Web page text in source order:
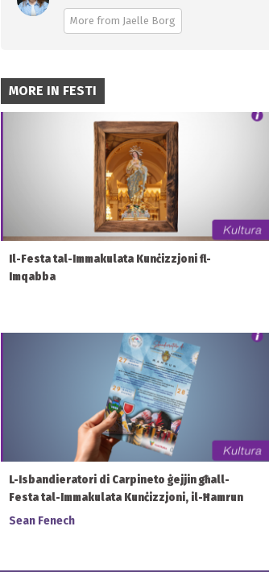
More from Jaelle Borg
MORE IN FESTI
Il-Festa tal-Immakulata Kunċizzjoni fl-
Imqabba
L-Isbandieratori di Carpineto ġejjin għall-
Festa tal-Immakulata Kunċizzjoni, il-Ħamrun
Sean Fenech